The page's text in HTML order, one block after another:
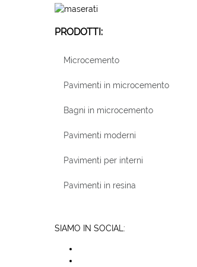
PRODOTTI:
Microcemento
Pavimenti in microcemento
Bagni in microcemento
Pavimenti moderni
Pavimenti per interni
Pavimenti in resina
SIAMO IN SOCIAL: